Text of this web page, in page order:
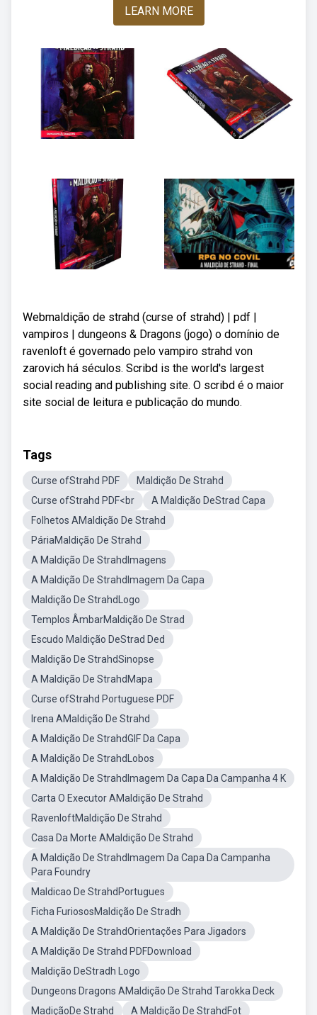
LEARN MORE
Webmaldição de strahd (curse of strahd) | pdf |
vampiros | dungeons & Dragons (jogo) o domínio de
ravenloft é governado pelo vampiro strahd von
zarovich há séculos. Scribd is the world's largest
social reading and publishing site. O scribd é o maior
site social de leitura e publicação do mundo.
Tags
Curse ofStrahd PDF
Maldição De Strahd
Curse ofStrahd PDF<br
A Maldição DeStrad Capa
Folhetos AMaldição De Strahd
PáriaMaldição De Strahd
A Maldição De StrahdImagens
A Maldição De StrahdImagem Da Capa
Maldição De StrahdLogo
Templos ÂmbarMaldição De Strad
Escudo Maldição DeStrad Ded
Maldição De StrahdSinopse
A Maldição De StrahdMapa
Curse ofStrahd Portuguese PDF
Irena AMaldição De Strahd
A Maldição De StrahdGIF Da Capa
A Maldição De StrahdLobos
A Maldição De StrahdImagem Da Capa Da Campanha 4 K
Carta O Executor AMaldição De Strahd
RavenloftMaldição De Strahd
Casa Da Morte AMaldição De Strahd
A Maldição De StrahdImagem Da Capa Da Campanha
Para Foundry
Maldicao De StrahdPortugues
Ficha FuriososMaldição De Stradh
A Maldição De StrahdOrientações Para Jigadors
A Maldição De Strahd PDFDownload
Maldição DeStradh Logo
Dungeons Dragons AMaldição De Strahd Tarokka Deck
MadiçãoDe Strahd
A Maldição De StrahdFot